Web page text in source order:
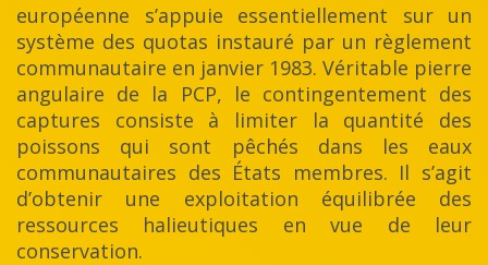
européenne s’appuie essentiellement sur un
système des quotas instauré par un règlement
communautaire en janvier 1983. Véritable pierre
angulaire de la PCP, le contingentement des
captures consiste à limiter la quantité des
poissons qui sont pêchés dans les eaux
communautaires des États membres. Il s’agit
d’obtenir une exploitation équilibrée des
ressources halieutiques en vue de leur
conservation.